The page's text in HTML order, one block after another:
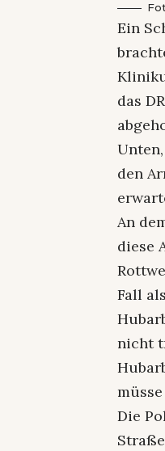
Ein
das
den
An
diese
Fall
nicht
Die